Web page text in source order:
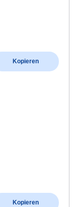
Kopieren
Kopieren